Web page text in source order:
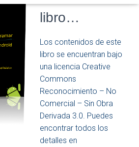
G
libro…
Los contenidos de este
libro se encuentran bajo
una licencia Creative
Commons
Reconocimiento – No
Comercial – Sin Obra
Derivada 3.0. Puedes
encontrar todos los
detalles en